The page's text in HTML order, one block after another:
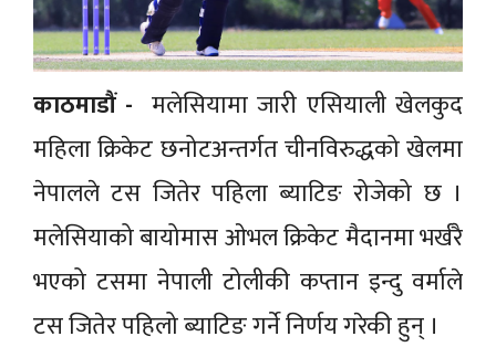
काठमाडौं - मलेसियामा जारी एसियाली खेलकुद
महिला क्रिकेट छनोटअन्तर्गत चीनविरुद्धको खेलमा
नेपालले टस जितेर पहिला ब्याटिङ रोजेको छ ।
मलेसियाको बायोमास ओभल क्रिकेट मैदानमा भर्खरै
भएको टसमा नेपाली टोलीकी कप्तान इन्दु वर्माले
टस जितेर पहिलो ब्याटिङ गर्ने निर्णय गरेकी हुन् ।